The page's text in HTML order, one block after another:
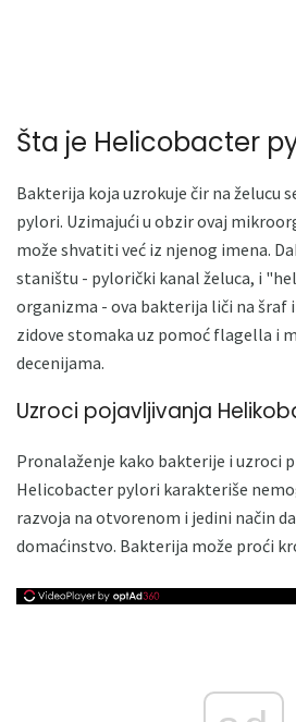
Šta je Helicobacter
Bakterija koja uzrokuje čir na želucu
pylori. Uzimajući u obzir ovaj
može shvatiti već iz njenog imena.
staništu - pylorički kanal želuca, i
organizma - ova bakterija liči na šraf
zidove stomaka uz pomoć flagella i
decenijama.
Uzroci pojavljivanja
Pronalaženje kako bakterije i uzroci
Helicobacter pylori karakteriše
razvoja na otvorenom i jedini način
domaćinstvo. Bakterija može proći